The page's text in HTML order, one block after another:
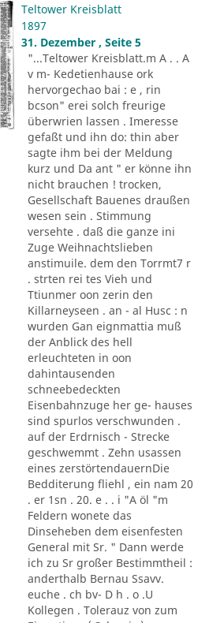
Teltower Kreisblatt
1897
31. Dezember , Seite 5
"...Teltower Kreisblatt.m A . . A
v m- Kedetienhause ork
hervorgechao bai : e , rin
bcson" erei solch freurige
überwrien lassen . Imeresse
gefaßt und ihn do: thin aber
sagte ihm bei der Meldung
kurz und Da ant " er könne ihn
nicht brauchen ! trocken,
Gesellschaft Bauenes draußen
wesen sein . Stimmung
versehte . daß die ganze ini
Zuge Weihnachtslieben
anstimuile. dem den Torrmt7 r
. strten rei tes Vieh und
Ttiunmer oon zerin den
Killarneyseen . an - al Husc : n
wurden Gan eignmattia muß
der Anblick des hell
erleuchteten in oon
dahintausenden
schneebedeckten
Eisenbahnzuge her ge- hauses
sind spurlos verschwunden .
auf der Erdrnisch - Strecke
geschwemmt . Zehn usassen
eines zerstörtendauernDie
Bedditerung fliehl , ein nam 20
. er 1sn . 20. e . . i "A öl "m
Feldern wonete das
Dinseheben dem eisenfesten
General mit Sr. " Dann werde
ich zu Sr großer Bestimmtheil :
anderthalb Bernau Ssavv.
euche . ch bv- D h . o .U
Kollegen . Tolerauz von zum